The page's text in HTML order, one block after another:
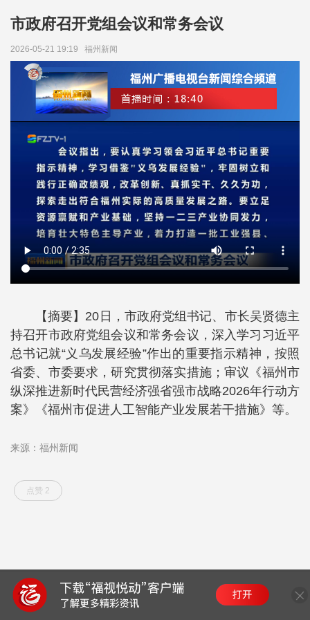
市政府召开党组会议和常务会议
2026-05-21 19:19 福州新闻
【摘要】20日，市政府党组书记、市长吴贤德主
持召开市政府党组会议和常务会议，深入学习习近平
总书记就“义乌发展经验”作出的重要指示精神，按照
省委、市委要求，研究贯彻落实措施；审议《福州市
纵深推进新时代民营经济强省强市战略2026年行动方
案》《福州市促进人工智能产业发展若干措施》等。
来源：福州新闻
点赞 2